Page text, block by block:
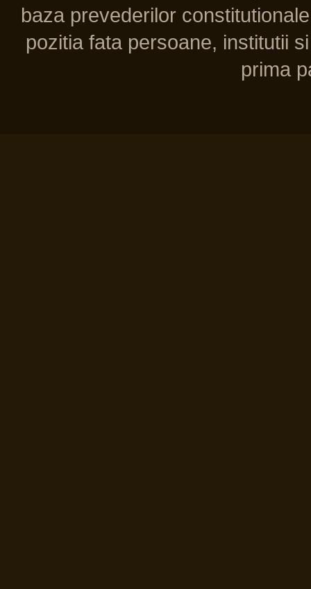
baza prevederilor
pozitia fata persoane, institutii
prima